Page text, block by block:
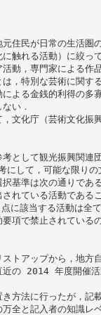
住民が日常の生活圏
触れる活動）に絞っ
動，専門家による作
，特別な芸術に関す
よる金銭的利得の多
い．
文化庁（芸術文化振
として観光振興関連
して，可能な限り
択基準は次の通りで
れている活動である
に該当する活動は全
項で禁止されている
トアップから，地方
近の 2014 年度開催
方法に行ったが，記
全と記入者の知識レ